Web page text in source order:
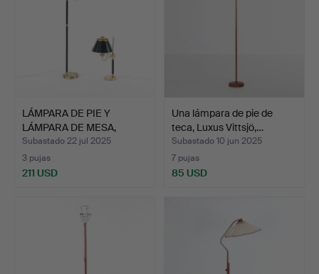
LÁMPARA DE PIE Y
LÁMPARA DE MESA,
Boréns.
Subastado 22 jul 2025
3 pujas
211 USD
Una lámpara de pie de
teca, Luxus Vittsjö,…
Subastado 10 jun 2025
7 pujas
85 USD